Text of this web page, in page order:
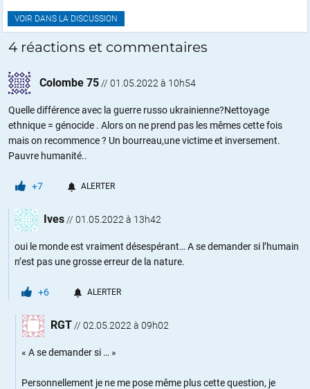
VOIR DANS LA DISCUSSION
4 réactions et commentaires
Colombe 75 // 01.05.2022 à 10h54
Quelle différence avec la guerre russo ukrainienne?Nettoyage
ethnique = génocide . Alors on ne prend pas les mêmes cette fois
mais on recommence ? Un bourreau,une victime et inversement.
Pauvre humanité..
+7 ALERTER
Ives // 01.05.2022 à 13h42
oui le monde est vraiment désespérant… A se demander si l’humain
n’est pas une grosse erreur de la nature.
+6 ALERTER
RGT // 02.05.2022 à 09h02
« A se demander si … »
Personnellement je ne me pose même plus cette question, je